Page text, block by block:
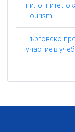
пилотните
Tourism
Търговско-
участие в